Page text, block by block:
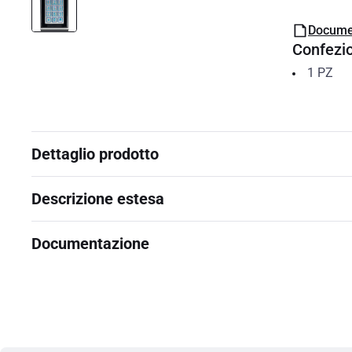
1 PZ
Dettaglio prodotto
Descrizione estesa
Documentazione